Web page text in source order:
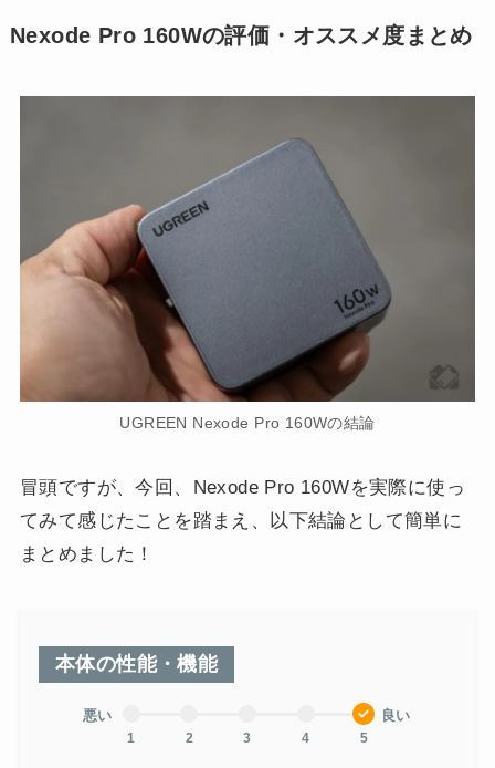
Nexode Pro 160Wの評価・オススメ度まとめ
UGREEN Nexode Pro 160Wの結論
冒頭ですが、今回、Nexode Pro 160Wを実際に使っ
てみて感じたことを踏まえ、以下結論として簡単に
まとめました！
本体の性能・機能
悪い
1 2 3 4 5
良い